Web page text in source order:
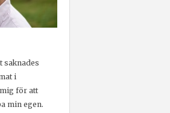
saknades
i
för att
min egen.